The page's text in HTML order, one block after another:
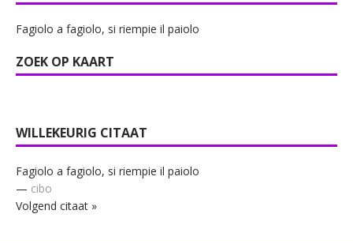
Fagiolo a fagiolo, si riempie il paiolo
ZOEK OP KAART
WILLEKEURIG CITAAT
Fagiolo a fagiolo, si riempie il paiolo
— cibo
Volgend citaat »